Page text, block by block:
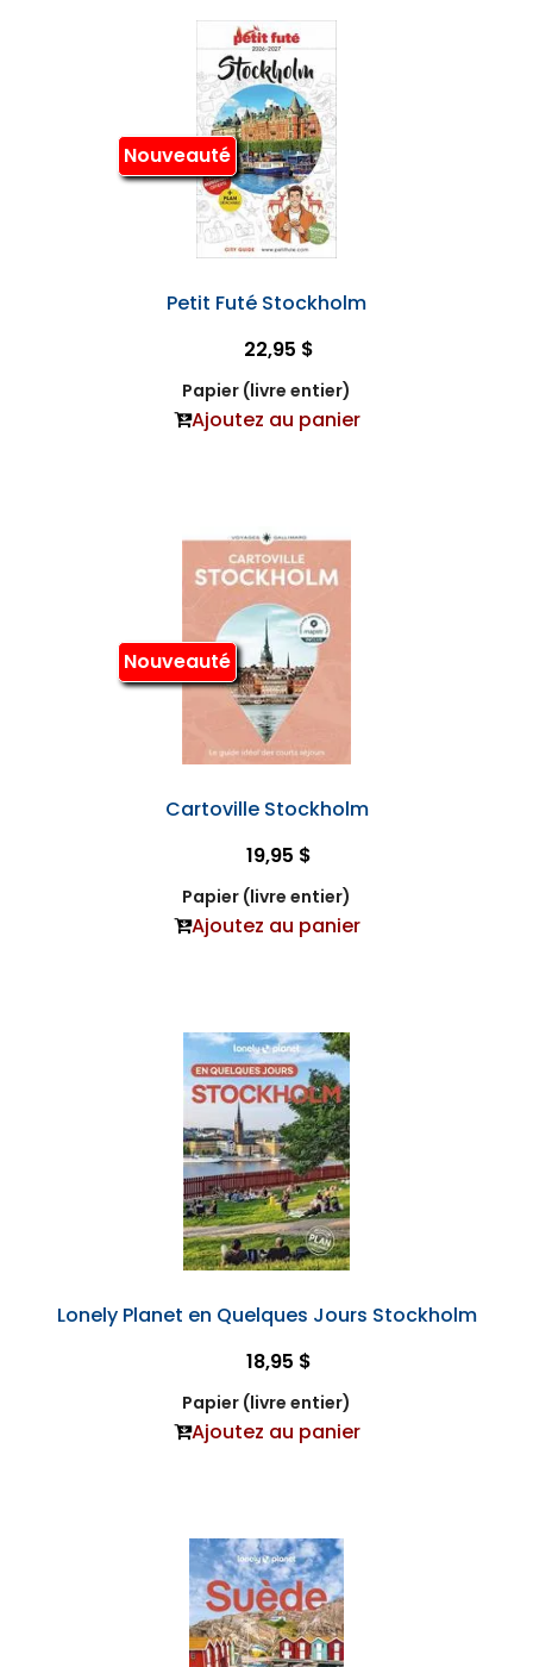
Nouveauté
Petit Futé Stockholm
22,95 $
Papier (livre entier)
Ajoutez au panier
Nouveauté
Cartoville Stockholm
19,95 $
Papier (livre entier)
Ajoutez au panier
Lonely Planet en Quelques Jours Stockholm
18,95 $
Papier (livre entier)
Ajoutez au panier